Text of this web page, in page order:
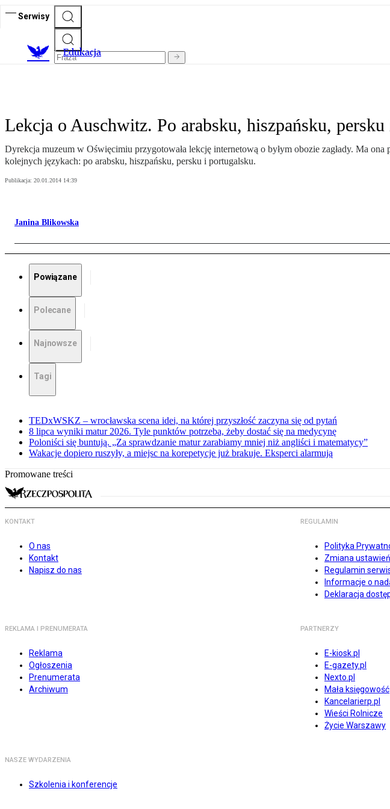
Serwisy
Edukacja
Lekcja o Auschwitz. Po arabsku, hiszpańsku,
Dyrekcja muzeum w Oświęcimiu przygotowała lekcję internetową o byłym obozie zagłady. Ma
kolejnych językach: po arabsku, hiszpańsku, persku i portugalsku.
Publikacja: 20.01.2014 14:39
Janina Blikowska
Powiązane
Polecane
Najnowsze
Tagi
TEDxWSKZ – wrocławska scena idei, na której przyszłość zaczyna się od pytań
8 lipca wyniki matur 2026. Tyle punktów potrzeba, żeby dostać się na medycynę
Poloniści się buntują. „Za sprawdzanie matur zarabiamy mniej niż angliści i matematycy”
Wakacje dopiero ruszyły, a miejsc na korepetycje już brakuje. Eksperci alarmują
Promowane treści
KONTAKT
O nas
Kontakt
Napisz do nas
REGULAMIN
Polityka
Zmiana
Regulamin
Informacje o
Deklaracja
REKLAMA I PRENUMERATA
Reklama
Ogłoszenia
Prenumerata
Archiwum
PARTNERZY
E-kiosk.pl
E-gazety.pl
Nexto.pl
Mała księgowość
Kancelarierp.pl
Wieści Rolnicze
Życie Warszawy
NASZE WYDARZENIA
Szkolenia i konferencje